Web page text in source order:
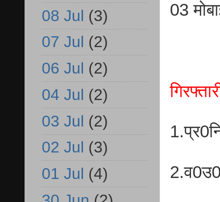
03
08 Jul (3)
07 Jul (2)
06 Jul (2)
04 Jul (2)
03 Jul (2)
02 Jul (3)
01 Jul (4)